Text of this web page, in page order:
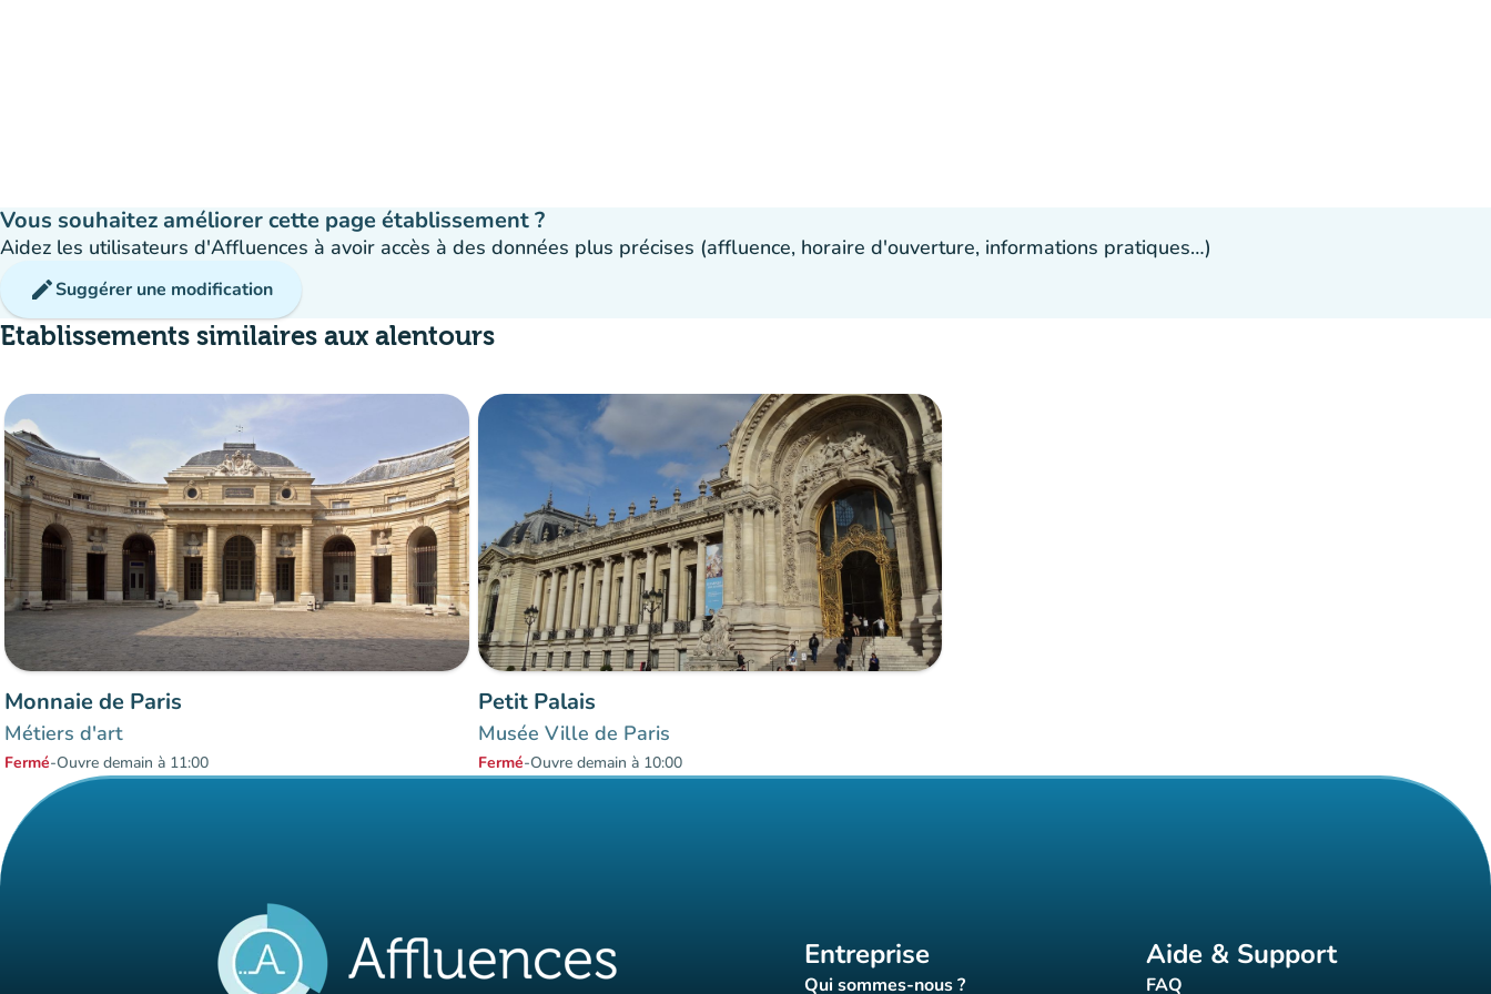
Vous souhaitez améliorer cette page établissement ?
Aidez les utilisateurs d'Affluences à avoir accès à des données plus précises (affluence, horaire d'ouverture, informations pratiques…)
editSuggérer une modification
Etablissements similaires aux alentours
Monnaie de Paris
Métiers d'art
Fermé-Ouvre demain à 11:00
Petit Palais
Musée Ville de Paris
Fermé-Ouvre demain à 10:00
Éléments 1 à 2 sur 2
Entreprise
Qui sommes-nous ?
Aide & Support
FAQ